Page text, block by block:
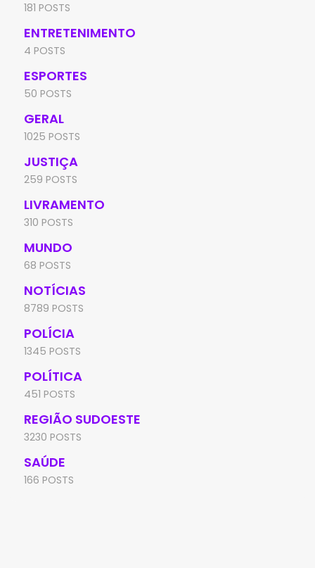
181 POSTS
ENTRETENIMENTO
4 POSTS
ESPORTES
50 POSTS
GERAL
1025 POSTS
JUSTIÇA
259 POSTS
LIVRAMENTO
310 POSTS
MUNDO
68 POSTS
NOTÍCIAS
8789 POSTS
POLÍCIA
1345 POSTS
POLÍTICA
451 POSTS
REGIÃO SUDOESTE
3230 POSTS
SAÚDE
166 POSTS